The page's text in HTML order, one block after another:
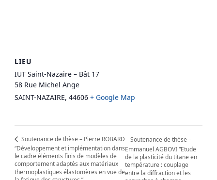
LIEU
IUT Saint-Nazaire – Bât 17
58 Rue Michel Ange
SAINT-NAZAIRE, 44606 + Google Map
Soutenance de thèse – Pierre ROBARD
“Développement et implémentation dans
le cadre éléments finis de modèles de
comportement adaptés aux matériaux
thermoplastiques élastomères en vue de
Soutenance de thèse –
Emmanuel AGBOVI “Etude
de la plasticité du titane en
température : couplage
entre la diffraction et les